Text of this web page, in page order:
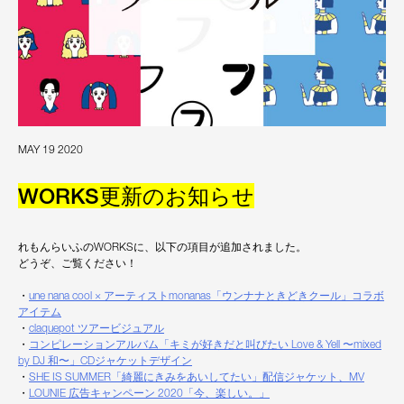
MAY 19 2020
WORKS更新のお知らせ
れもんらいふのWORKSに、以下の項目が追加されました。
どうぞ、ご覧ください！
・ une nana cool × アーティストmonanas「ウンナナときどきクール」コラボ
アイテム
・ claquepot ツアービジュアル
・ コンピレーションアルバム「キミが好きだと叫びたい Love & Yell 〜mixed
by DJ 和〜」CDジャケットデザイン
・ SHE IS SUMMER「綺麗にきみをあいしてたい」配信ジャケット、MV
・ LOUNIE 広告キャンペーン 2020「今、楽しい。」